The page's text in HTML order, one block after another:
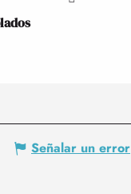
Señalar un error